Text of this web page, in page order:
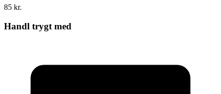
85 kr.
Handl trygt med